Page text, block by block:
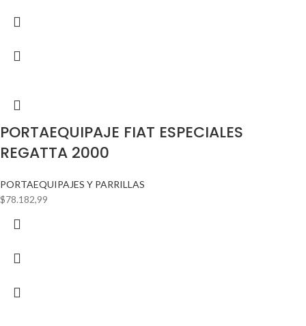
PORTAEQUIPAJE FIAT ESPECIALES
REGATTA 2000
PORTAEQUIPAJES Y PARRILLAS
$78.182,99